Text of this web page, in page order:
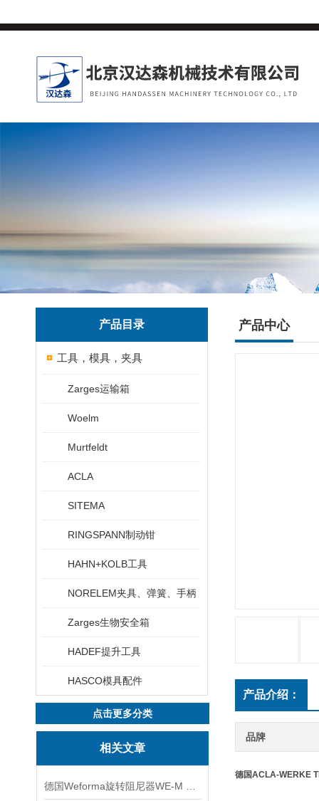
产品目录
工具，模具，夹具
Zarges运输箱
Woelm
Murtfeldt
ACLA
SITEMA
RINGSPANN制动钳
HAHN+KOLB工具
NORELEM夹具、弹簧、手柄
Zarges生物安全箱
HADEF提升工具
HASCO模具配件
点击更多分类
相关文章
产品中心
产品介绍：
品牌
德国ACLA-WERKE